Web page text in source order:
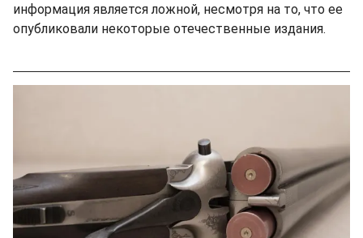
информация является ложной, несмотря на то, что ее
опубликовали некоторые отечественные издания.